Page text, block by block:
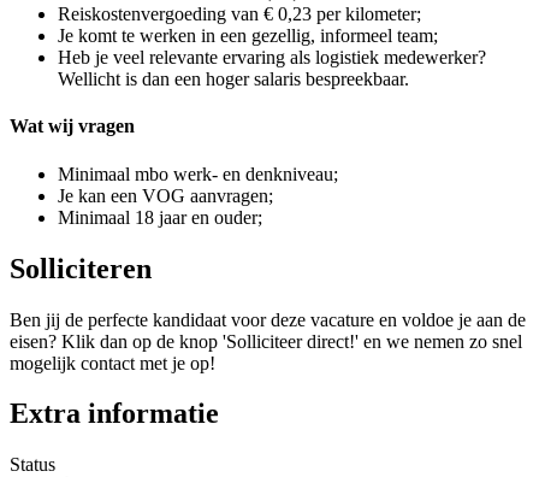
Reiskostenvergoeding van € 0,23 per kilometer;
Je komt te werken in een gezellig, informeel team;
Heb je veel relevante ervaring als logistiek medewerker?
Wellicht is dan een hoger salaris bespreekbaar.
Wat wij vragen
Minimaal mbo werk- en denkniveau;
Je kan een VOG aanvragen;
Minimaal 18 jaar en ouder;
Solliciteren
Ben jij de perfecte kandidaat voor deze vacature en voldoe je aan de
eisen? Klik dan op de knop 'Solliciteer direct!' en we nemen zo snel
mogelijk contact met je op!
Extra informatie
Status